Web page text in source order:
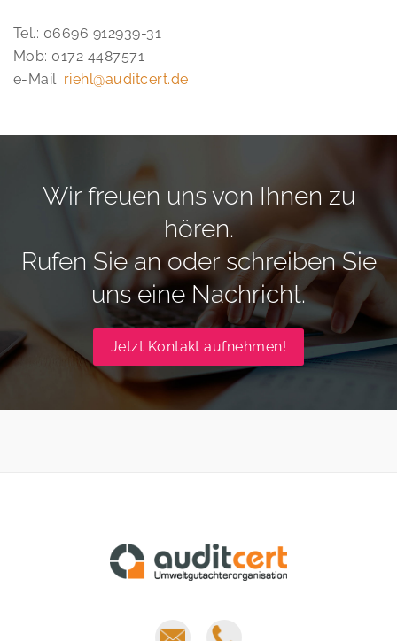
Tel.: 06696 912939-31
Mob: 0172 4487571
e-Mail: riehl@auditcert.de
Wir freuen uns von Ihnen zu
hören.
Rufen Sie an oder schreiben Sie
uns eine Nachricht.
Jetzt Kontakt aufnehmen!
E-